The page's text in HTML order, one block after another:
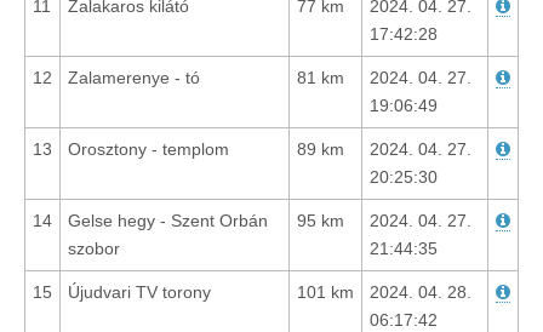
11 Zalakaros kilátó 77 km
2024. 04. 27.
17:42:28
12 Zalamerenye - tó 81 km
2024. 04. 27.
19:06:49
13 Orosztony - templom 89 km
2024. 04. 27.
20:25:30
14
Gelse hegy - Szent Orbán
szobor
95 km
2024. 04. 27.
21:44:35
15 Újudvari TV torony 101 km
2024. 04. 28.
06:17:42